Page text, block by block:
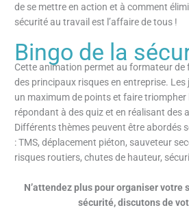
de se mettre en action et à comment
sécurité au travail est l’affaire de tous !
Bingo de la
Cette animation permet au formateur de
des principaux risques en entreprise.
un maximum de points et faire triompher
répondant à des quiz et en réalisant des
Différents thèmes peuvent être abordés
: TMS, déplacement piéton, sauveteur
risques routiers, chutes de hauteur,
N’attendez plus pour organiser votre
sécurité, discutons de